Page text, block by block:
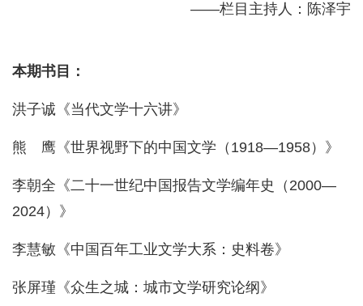
——栏目主持人：陈泽宇
本期书目：
洪子诚《当代文学十六讲》
熊 鹰《世界视野下的中国文学（1918—1958）》
李朝全《二十一世纪中国报告文学编年史（2000—
2024）》
李慧敏《中国百年工业文学大系：史料卷》
张屏瑾《众生之城：城市文学研究论纲》